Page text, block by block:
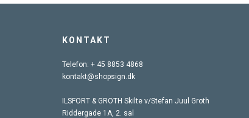
KONTAKT
Telefon: + 45 8853 4868
kontakt@shopsign.dk
ILSFORT & GROTH Skilte v/Stefan Juul Groth
Riddergade 1A, 2. sal